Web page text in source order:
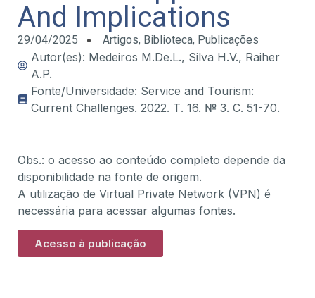
And Implications
29/04/2025 Artigos, Biblioteca, Publicações
Autor(es): Medeiros M.De.L., Silva H.V., Raiher
A.P.
Fonte/Universidade: Service and Tourism:
Current Challenges. 2022. Т. 16. № 3. С. 51-70.
Obs.: o acesso ao conteúdo completo depende da
disponibilidade na fonte de origem.
A utilização de Virtual Private Network (VPN) é
necessária para acessar algumas fontes.
Acesso à publicação